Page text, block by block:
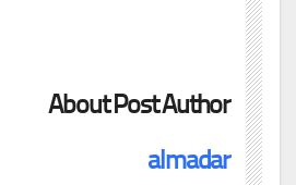
About Post Author
almadar